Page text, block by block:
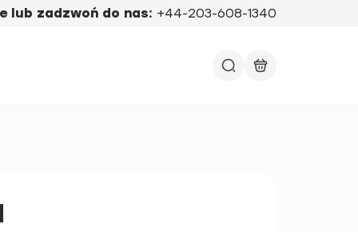
lub zadzwoń do nas: +44-203-608-1340